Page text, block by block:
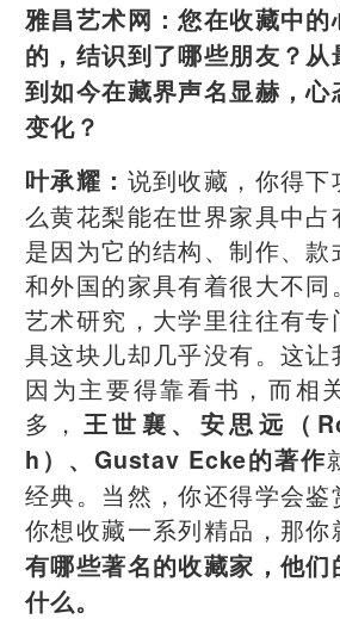
雅昌艺术网：您在收藏中
的，结识到了哪些朋友？
到如今在藏界声名显赫，
变化？
叶承耀： 说到收藏，你得
么黄花梨能在世界家具中
是因为它的结构、制作、款
和外国的家具有着很大不同
艺术研究，大学里往往有专
具这块儿却几乎没有。这让
因为主要得靠看书，而相
多， 王世襄、安思远（
h）、Gustav Ecke的著作
经典。当然，你还得学会鉴
你想收藏一系列精品，那你
有哪些著名的收藏家，他
什么。